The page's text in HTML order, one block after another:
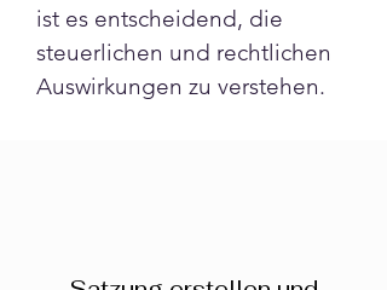
ist es entscheidend, die
steuerlichen und rechtlichen
Auswirkungen zu verstehen.